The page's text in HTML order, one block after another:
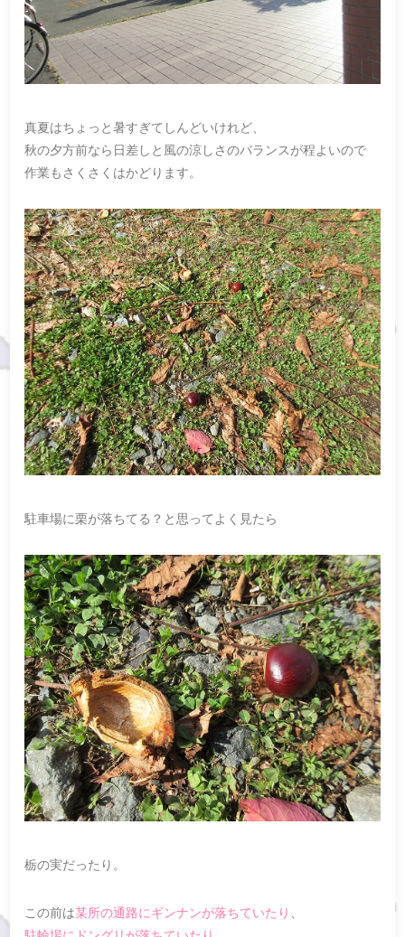
真夏はちょっと暑すぎてしんどいけれど、
秋の夕方前なら日差しと風の涼しさのバランスが程よいので
作業もさくさくはかどります。
駐車場に栗が落ちてる？と思ってよく見たら
栃の実だったり。
この前は某所の通路にギンナンが落ちていたり 、